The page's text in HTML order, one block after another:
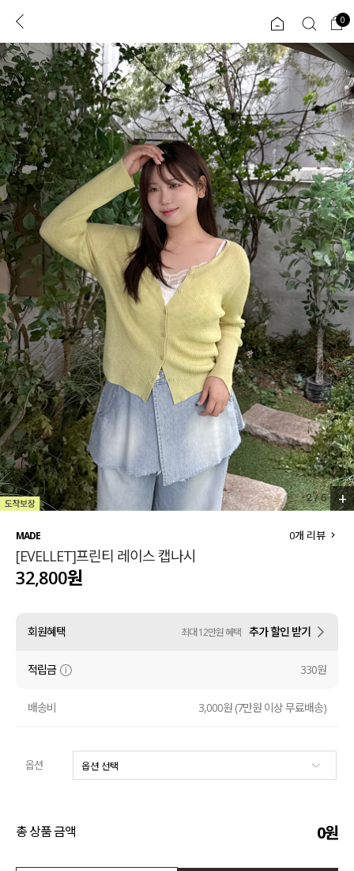
로그인 0
ENG
TW
JP
콘텐츠 리뷰 & 혜택 플러스핏 회원혜택 입
CATEGORY COMMUNITY
도착보장⚡
인플루언서 pick!
신상 5%
베스트
MADE
세트할인 ~30%
하객룩
살안타템
110사이즈
티셔츠
셔츠
원피스
니트
ALL
익스클루시브
아우터
티셔츠
니트
블라우스
원피스
스커트
언더웨어
0
2/6 +
MADE
[EVELLET]프린티 레이스 캡나시
0개 리뷰
32,800원
회원혜택 최대 12만원 혜택 추가 할인 받기
적립금 330원
배송비 3,000원 (7만원 이상 무료배송)
옵션
총 상품 금액 0원